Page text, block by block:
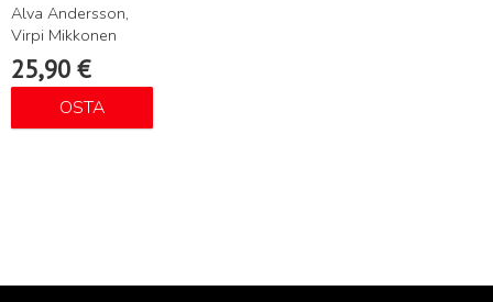
Alva Andersson,
Virpi Mikkonen
25,90 €
OSTA